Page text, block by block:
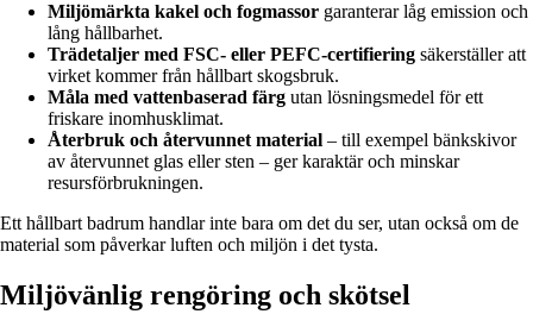
Miljömärkta kakel och fogmassor garanterar låg emission och
lång hållbarhet.
Trädetaljer med FSC- eller PEFC-certifiering säkerställer att
virket kommer från hållbart skogsbruk.
Måla med vattenbaserad färg utan lösningsmedel för ett
friskare inomhusklimat.
Återbruk och återvunnet material – till exempel bänkskivor
av återvunnet glas eller sten – ger karaktär och minskar
resursförbrukningen.
Ett hållbart badrum handlar inte bara om det du ser, utan också om de
material som påverkar luften och miljön i det tysta.
Miljövänlig rengöring och skötsel